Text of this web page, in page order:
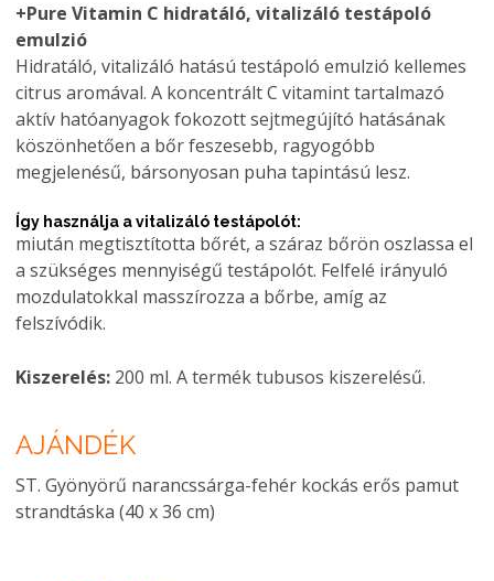
+Pure Vitamin C hidratáló, vitalizáló testápoló
emulzió
Hidratáló, vitalizáló hatású testápoló emulzió kellemes
citrus aromával. A koncentrált C vitamint tartalmazó
aktív hatóanyagok fokozott sejtmegújító hatásának
köszönhetően a bőr feszesebb, ragyogóbb
megjelenésű, bársonyosan puha tapintású lesz.
Így használja a vitalizáló testápolót:
miután megtisztította bőrét, a száraz bőrön oszlassa el
a szükséges mennyiségű testápolót. Felfelé irányuló
mozdulatokkal masszírozza a bőrbe, amíg az
felszívódik.
Kiszerelés: 200 ml. A termék tubusos kiszerelésű.
AJÁNDÉK
ST. Gyönyörű narancssárga-fehér kockás erős pamut
strandtáska (40 x 36 cm)